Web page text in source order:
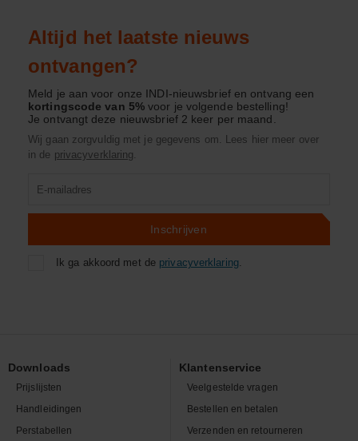
Altijd het laatste nieuws
ontvangen?
Meld je aan voor onze INDI-nieuwsbrief en ontvang een
kortingscode van 5%voor je volgende bestelling!
Je ontvangt deze nieuwsbrief 2 keer per maand.
Wij gaan zorgvuldig met je gegevens om. Lees hier meer over
in de privacyverklaring.
Inschrijven
Ik ga akkoord met de privacyverklaring.
Downloads
Prijslijsten
Handleidingen
Perstabellen
Klantenservice
Veelgestelde vragen
Bestellen en betalen
Verzenden en retourneren